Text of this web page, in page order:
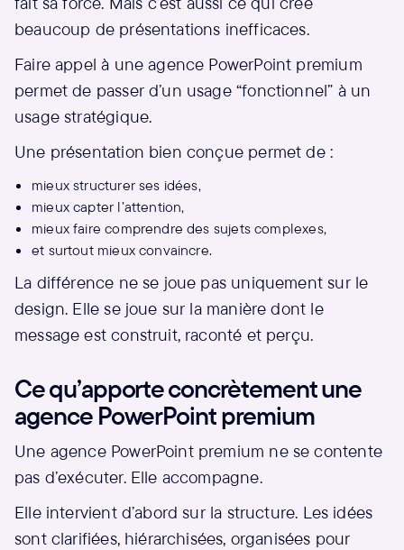
beaucoup de présentations inefficaces.
Faire appel à une agence PowerPoint premium
permet de passer d’un usage “fonctionnel” à un
usage stratégique.
Une présentation bien conçue permet de :
mieux structurer ses idées,
mieux capter l’attention,
mieux faire comprendre des sujets complexes,
et surtout mieux convaincre.
La différence ne se joue pas uniquement sur le
design. Elle se joue sur la manière dont le
message est construit, raconté et perçu.
Ce qu’apporte concrètement une
agence PowerPoint premium
Une agence PowerPoint premium ne se contente
pas d’exécuter. Elle accompagne.
Elle intervient d’abord sur la structure. Les idées
sont clarifiées, hiérarchisées, organisées pour